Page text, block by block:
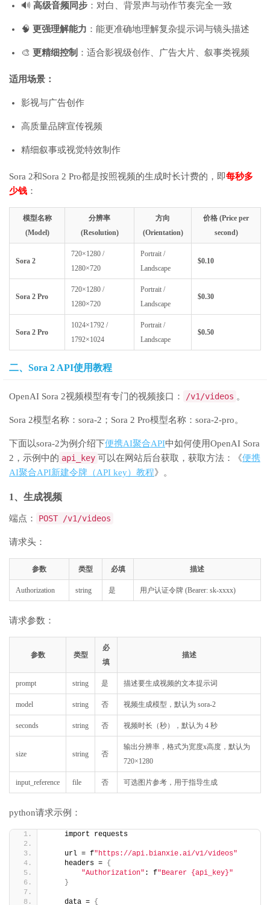
🔊 高级音频同步 ：对白、背景声与动作节奏完全一致
🧠 更强理解能力 ：能更准确地理解复杂提示词与镜头描述
🎨 更精细控制 ：适合影视级创作、广告大片、叙事类视频
适用场景：
影视与广告创作
高质量品牌宣传视频
精细叙事或视觉特效制作
Sora 2和Sora 2 Pro都是按照视频的生成时长计费的，即每秒多
少钱 ：
模型名称
(Model)
分辨率
(Resolution)
方向
(Orientation)
价格 (Price per
second)
Sora 2
720×1280 /
1280×720
Portrait /
Landscape
$0.10
Sora 2 Pro
720×1280 /
1280×720
Portrait /
Landscape
$0.30
Sora 2 Pro
1024×1792 /
1792×1024
Portrait /
Landscape
$0.50
二、Sora 2 API使用教程
OpenAI Sora 2视频模型有专门的视频接口： /v1/videos 。
Sora 2模型名称：sora-2；Sora 2 Pro模型名称：sora-2-pro。
下面以sora-2为例介绍下便携AI聚合API中如何使用OpenAI Sora
2，示例中的 api_key 可以在网站后台获取，获取方法：《便携
AI聚合API新建令牌（API key）教程》。
1、生成视频
端点： POST /v1/videos
请求头：
参数 类型 必填 描述
Authorization string 是 用户认证令牌 (Bearer: sk-xxxx)
请求参数：
参数 类型
必
填
描述
prompt string 是 描述要生成视频的文本提示词
model string 否 视频生成模型，默认为 sora-2
seconds string 否 视频时长（秒），默认为 4 秒
size string 否
输出分辨率，格式为宽度x高度，默认为
720×1280
input_reference file 否 可选图片参考，用于指导生成
python请求示例：
    import requests
    url = f
"https://api.bianxie.ai/v1/videos"
    headers =
{
"Authorization" : f"Bearer {api_key}"
}
    data =
{